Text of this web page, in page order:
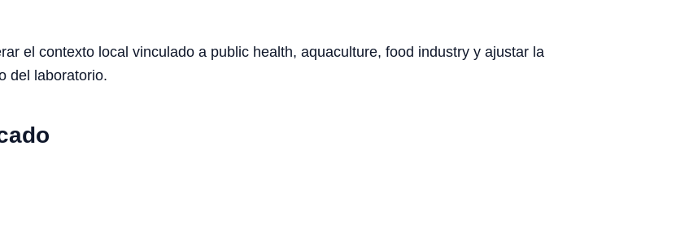
el contexto local vinculado a public health, aquaculture, food industry y ajustar la
del laboratorio.